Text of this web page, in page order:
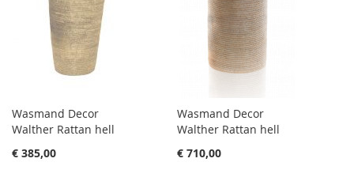
Wasmand Decor
Walther Rattan hell
€ 385,00
Wasmand Decor
Walther Rattan hell
€ 710,00